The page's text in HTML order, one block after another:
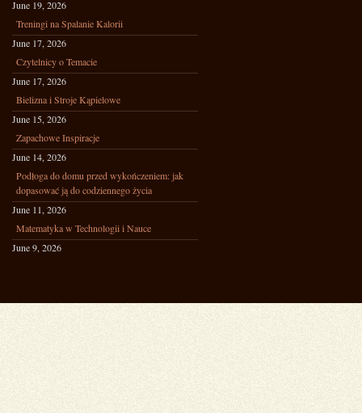
June 19, 2026
Treningi na Spalanie Kalorii
June 17, 2026
Czytelnicy o Temacie
June 17, 2026
Bielizna i Stroje Kąpielowe
June 15, 2026
Zapachowe Inspiracje
June 14, 2026
Podłoga do domu przed wykończeniem: jak
dopasować ją do codziennego życia
June 11, 2026
Matematyka w Technologii i Nauce
June 9, 2026